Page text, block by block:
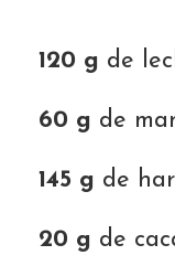
120 g de
60 g de
145 g de
20 g de